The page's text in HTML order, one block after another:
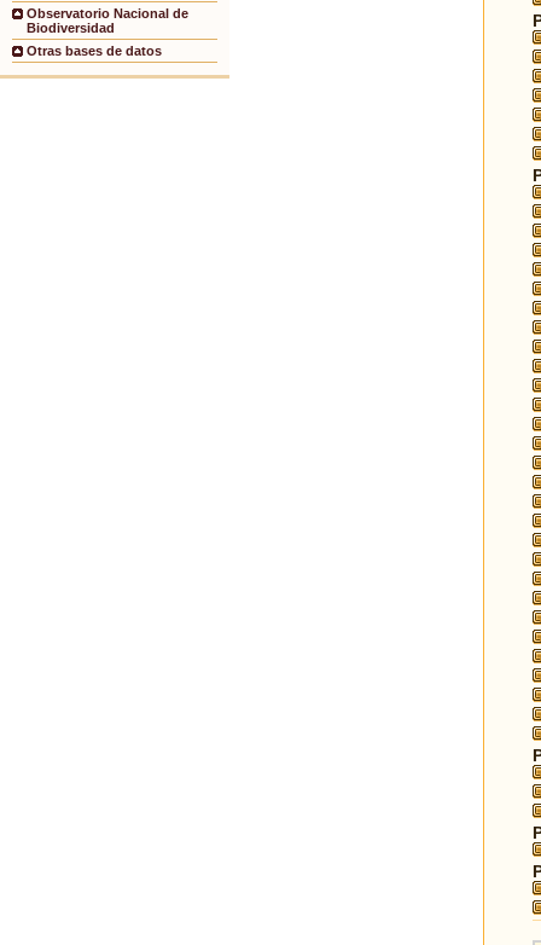
Observatorio Nacional de
Biodiversidad
Otras bases de datos